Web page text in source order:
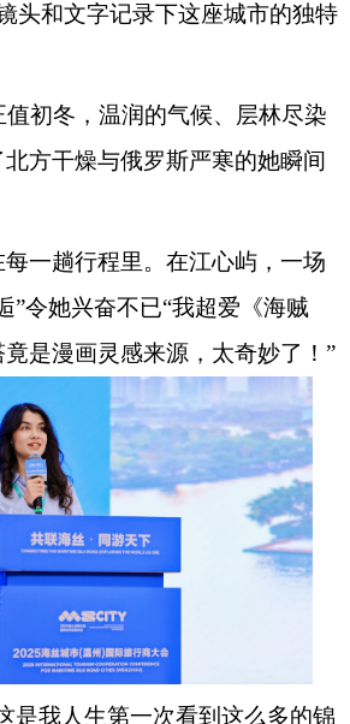
头和文字记录下这座城市的独特
初冬，温润的气候、层林尽染
方干燥与俄罗斯严寒的她瞬间
趟行程里。在江心屿，一场
”令她兴奋不已“我超爱《海贼
是漫画灵感来源，太奇妙了！”
我人生第一次看到这么多的锦